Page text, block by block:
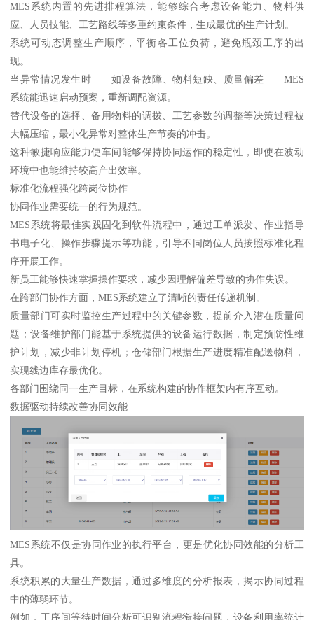
MES系统内置的先进排程算法，能够综合考虑设备能力、物料供
应、人员技能、工艺路线等多重约束条件，生成最优的生产计划。
系统可动态调整生产顺序，平衡各工位负荷，避免瓶颈工序的出
现。
当异常情况发生时——如设备故障、物料短缺、质量偏差——MES
系统能迅速启动预案，重新调配资源。
替代设备的选择、备用物料的调拨、工艺参数的调整等决策过程被
大幅压缩，最小化异常对整体生产节奏的冲击。
这种敏捷响应能力使车间能够保持协同运作的稳定性，即使在波动
环境中也能维持较高产出效率。
标准化流程强化跨岗位协作
协同作业需要统一的行为规范。
MES系统将最佳实践固化到软件流程中，通过工单派发、作业指导
书电子化、操作步骤提示等功能，引导不同岗位人员按照标准化程
序开展工作。
新员工能够快速掌握操作要求，减少因理解偏差导致的协作失误。
在跨部门协作方面，MES系统建立了清晰的责任传递机制。
质量部门可实时监控生产过程中的关键参数，提前介入潜在质量问
题；设备维护部门能基于系统提供的设备运行数据，制定预防性维
护计划，减少非计划停机；仓储部门根据生产进度精准配送物料，
实现线边库存最优化。
各部门围绕同一生产目标，在系统构建的协作框架内有序互动。
数据驱动持续改善协同效能
MES系统不仅是协同作业的执行平台，更是优化协同效能的分析工
具。
系统积累的大量生产数据，通过多维度的分析报表，揭示协同过程
中的薄弱环节。
例如，工序间等待时间分析可识别流程衔接问题，设备利用率统计